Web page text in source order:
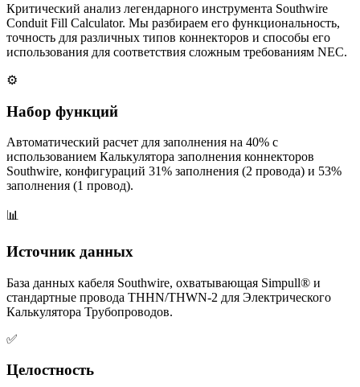
Критический анализ легендарного инструмента Southwire
Conduit Fill Calculator. Мы разбираем его функциональность,
точность для различных типов коннекторов и способы его
использования для соответствия сложным требованиям NEC.
⚙️
Набор функций
Автоматический расчет для заполнения на 40% с
использованием Калькулятора заполнения коннекторов
Southwire, конфигураций 31% заполнения (2 провода) и 53%
заполнения (1 провод).
📊
Источник данных
База данных кабеля Southwire, охватывающая Simpull® и
стандартные провода THHN/THWN-2 для Электрического
Калькулятора Трубопроводов.
✅
Целостность